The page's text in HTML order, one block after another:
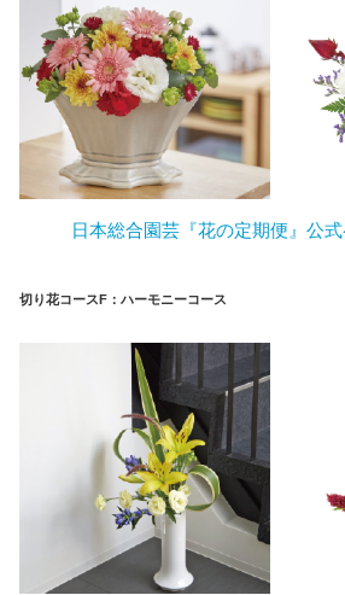
日本総合園芸『花の定期便』公
切り花コースF：ハーモニーコース